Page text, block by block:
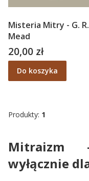
Misteria Mitry - G. R.
Mead
Cena
20,00 zł
Do koszyka
Produkty: 1
Mitraizm
wyłącznie